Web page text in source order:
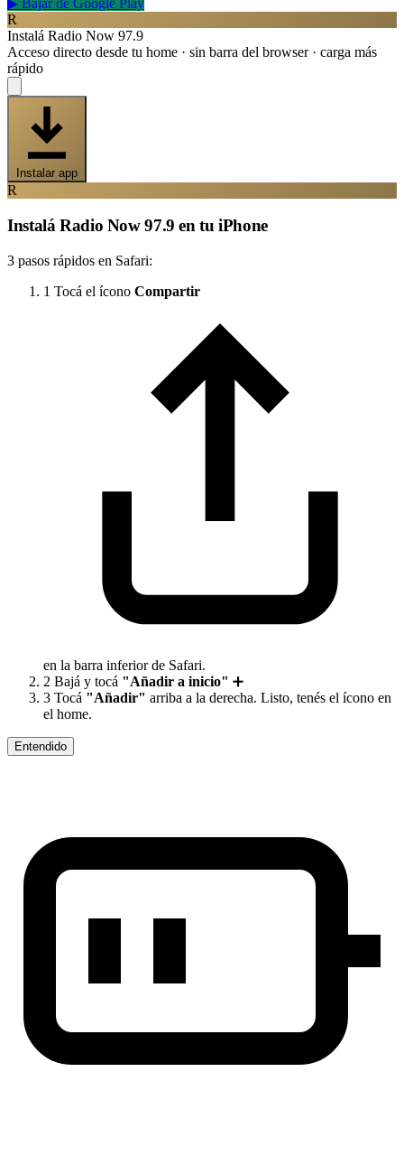
▶ Bajar de Google Play
R
Instalá Radio Now 97.9
Acceso directo desde tu home · sin barra del browser · carga más
rápido
Instalar app
R
Instalá Radio Now 97.9 en tu iPhone
3 pasos rápidos en Safari:
1 Tocá el ícono Compartir
en la barra inferior de Safari.
2 Bajá y tocá "Añadir a inicio" ➕
3 Tocá "Añadir" arriba a la derecha. Listo, tenés el ícono en
el home.
Entendido